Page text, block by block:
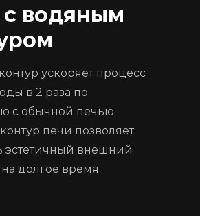
с водяным
ускоряет процесс
в 2 раза по
с обычной печью.
печи позволяет
эстетичный внешний
долгое время.